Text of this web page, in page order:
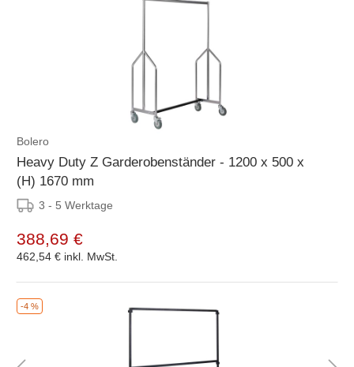
Bolero
Heavy Duty Z Garderobenständer - 1200 x 500 x
(H) 1670 mm
3 - 5 Werktage
388,69 €
462,54 € inkl. MwSt.
-4 %